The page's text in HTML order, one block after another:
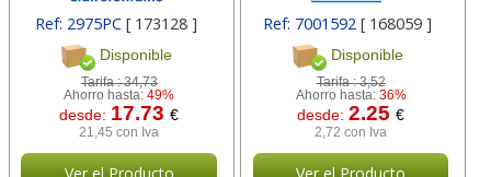
Ref: 2975PC[ 173128 ]
Disponible
Tarifa :34,73
Ahorro hasta:49%
desde: 17.73€
21,45 con Iva
Ref: 7001592[ 168059 ]
Disponible
Tarifa :3,52
Ahorro hasta: 36%
desde:2.25€
2,72 con Iva